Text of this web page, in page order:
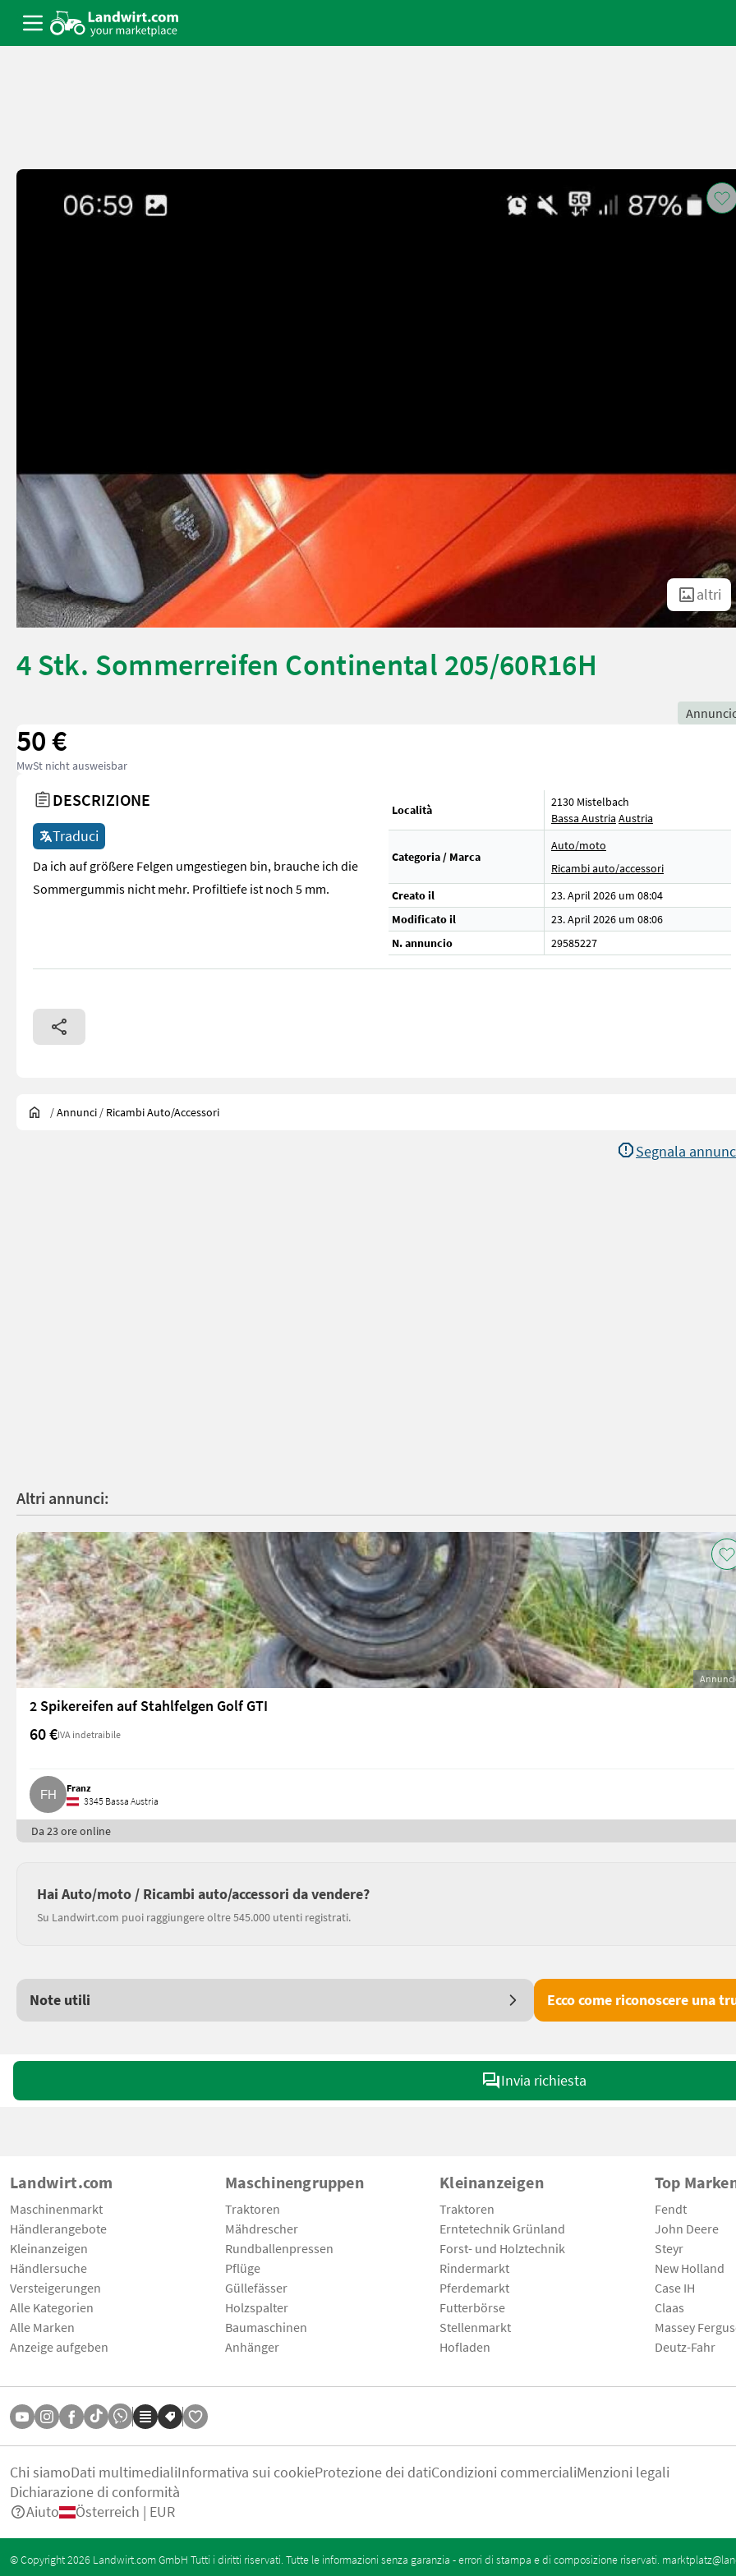
altri
4 Stk. Sommerreifen Continental 205/60R16H
50 €
MwSt nicht ausweisbar
DESCRIZIONE
Traduci
Da ich auf größere Felgen umgestiegen bin, brauche ich die
Sommergummis nicht mehr. Profiltiefe ist noch 5 mm.
Località
2130 Mistelbach
Bassa Austria Austria
Categoria / Marca
Auto/moto
Ricambi auto/accessori
Creato il
23. April 2026 um 08:04
Modificato il
23. April 2026 um 08:06
N. annuncio
29585227
/Annunci / Ricambi Auto/accessori
Segnala
Altri annunci:
2 Spikereifen auf Stahlfelgen Golf GTI
60 €IVA indetraibile
Franz
3345 Bassa Austria
Da 23 ore online
Hai Auto/moto / Ricambi auto/accessori da vendere?
Su Landwirt.com puoi raggiungere oltre 545.000 utenti registrati.
Note utili Ecco come riconoscere una
Invia richiesta
Landwirt.com
Maschinenmarkt
Händlerangebote
Kleinanzeigen
Händlersuche
Versteigerungen
Alle Kategorien
Alle Marken
Anzeige aufgeben
Maschinengruppen
Traktoren
Mähdrescher
Rundballenpressen
Pflüge
Güllefässer
Holzspalter
Baumaschinen
Anhänger
Kleinanzeigen
Traktoren
Erntetechnik Grünland
Forst- und Holztechnik
Rindermarkt
Pferdemarkt
Futterbörse
Stellenmarkt
Hofladen
Top
Fendt
John Deere
Steyr
New Holland
Case IH
Claas
Massey
Deutz-Fahr
Chi siamoDati multimedialiInformativa sui cookieProtezione dei datiCondizioni commercialiMenzioni legali
Dichiarazione di conformità
Aiuto
Österreich | EUR
© Copyright 2026 Landwirt.com GmbH Tutti i diritti riservati. Tutte le informazioni senza garanzia - errori di stampa e di composizione riservati.